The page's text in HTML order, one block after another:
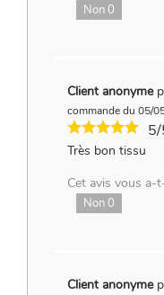
Non0
Client anonyme
commande du 05/
Très bon tissu
Cet avis vous a-
Non0
Client anonyme